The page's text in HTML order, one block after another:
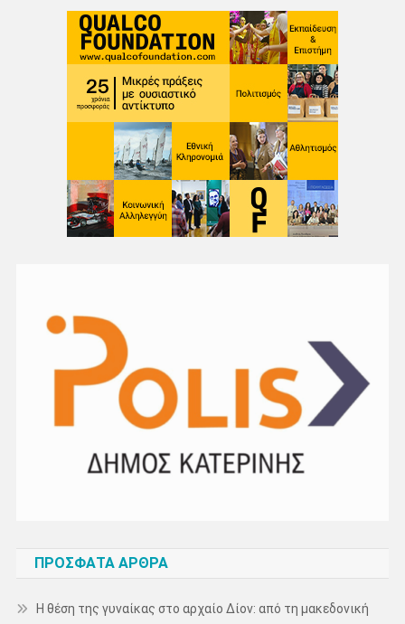
ΠΡΌΣΦΑΤΑ ΆΡΘΡΑ
Η θέση της γυναίκας στο αρχαίο Δίον: από τη μακεδονική